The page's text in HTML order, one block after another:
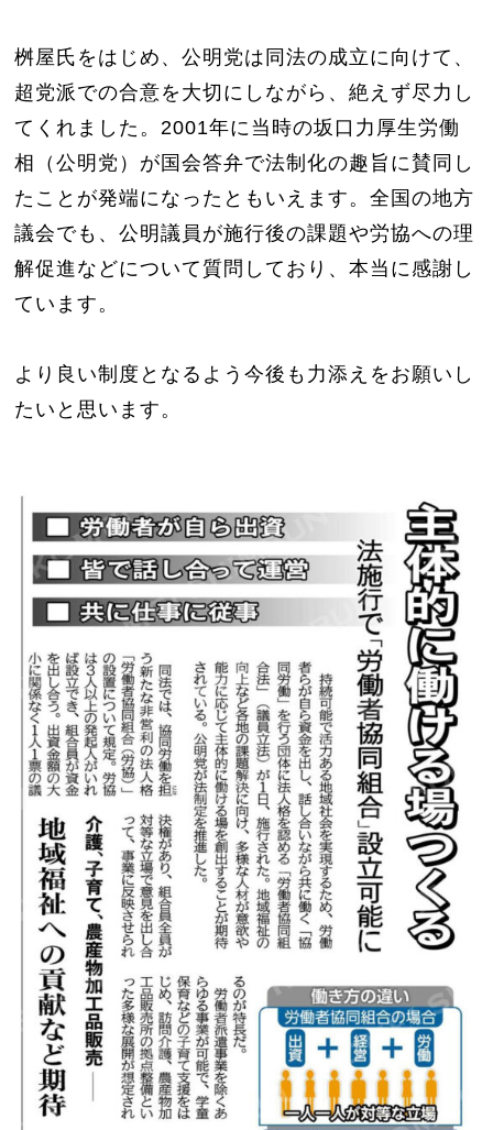
桝屋氏をはじめ、公明党は同法の成立に向けて、
超党派での合意を大切にしながら、絶えず尽力し
てくれました。2001年に当時の坂口力厚生労働
相（公明党）が国会答弁で法制化の趣旨に賛同し
たことが発端になったともいえます。全国の地方
議会でも、公明議員が施行後の課題や労協への理
解促進などについて質問しており、本当に感謝し
ています。
より良い制度となるよう今後も力添えをお願いし
たいと思います。